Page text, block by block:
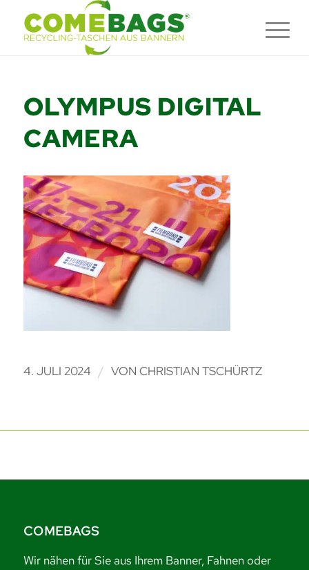
OLYMPUS DIGITAL
CAMERA
4. JULI 2024 / VON CHRISTIAN TSCHÜRTZ
COMEBAGS
Wir nähen für Sie aus Ihrem Banner, Fahnen oder